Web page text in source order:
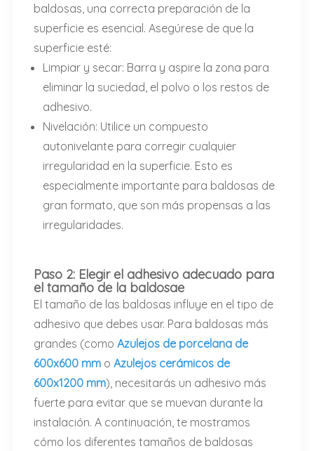
baldosas, una correcta preparación de la
superficie es esencial. Asegúrese de que la
superficie esté:
Limpiar y secar: Barra y aspire la zona para
eliminar la suciedad, el polvo o los restos de
adhesivo.
Nivelación: Utilice un compuesto
autonivelante para corregir cualquier
irregularidad en la superficie. Esto es
especialmente importante para baldosas de
gran formato, que son más propensas a las
irregularidades.
Paso 2: Elegir el adhesivo adecuado para
el tamaño de la baldosae
El tamaño de las baldosas influye en el tipo de
adhesivo que debes usar. Para baldosas más
grandes (como Azulejos de porcelana de
600x600 mmo Azulejos cerámicos de
600x1200 mm), necesitarás un adhesivo más
fuerte para evitar que se muevan durante la
instalación. A continuación, te mostramos
cómo los diferentes tamaños de baldosas